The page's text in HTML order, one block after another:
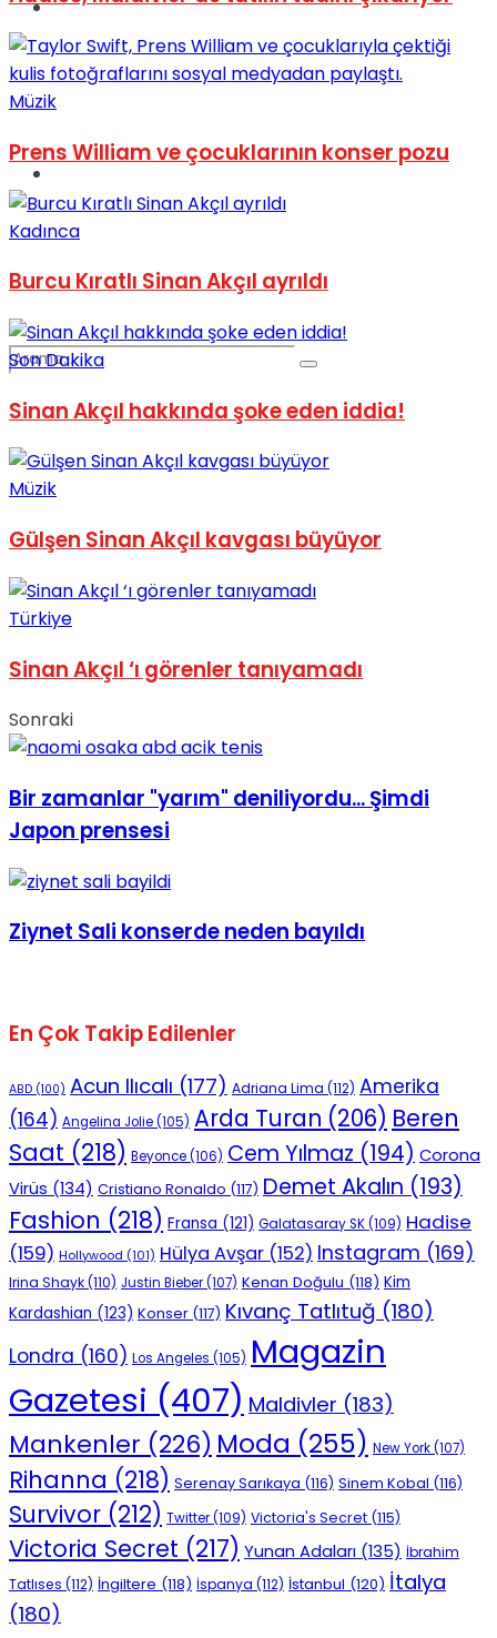
Spor
No Result
View All Result
Müzik
Prens William ve çocuklarının konser pozu
Kadınca
Burcu Kıratlı Sinan Akçıl ayrıldı
Son Dakika
Sinan Akçıl hakkında şoke eden iddia!
Müzik
Gülşen Sinan Akçıl kavgası büyüyor
Türkiye
Sinan Akçıl ‘ı görenler tanıyamadı
Sonraki
Bir zamanlar "yarım" deniliyordu... Şimdi
Japon prensesi
Ziynet Sali konserde neden bayıldı
En Çok Takip Edilenler
ABD (100) Acun Ilıcalı (177) Adriana Lima (112) Amerika
(164) Angelina Jolie(105) Arda Turan (206) Beren
Saat (218) Beyonce(106) Cem Yılmaz (194) Corona
Virüs (134) Cristiano Ronaldo (117) Demet Akalın (193)
Fashion (218) Fransa (121) Galatasaray SK(109) Hadise
(159) Hollywood (101) Hülya Avşar (152) Instagram (169)
Irina Shayk(110) Justin Bieber(107) Kenan Doğulu (118) Kim
Kardashian (123) Konser (117) Kıvanç Tatlıtuğ (180)
Londra (160) Los Angeles (105) Magazin
Gazetesi (407) Maldivler (183)
Mankenler (226) Moda (255) New York(107)
Rihanna (218) Serenay Sarıkaya (116) Sinem Kobal (116)
Survivor (212) Twitter(109) Victoria's Secret (115)
Victoria Secret (217) Yunan Adaları (135) İbrahim
Tatlıses (112) İngiltere (118) İspanya (112) İstanbul (120) İtalya
(180)